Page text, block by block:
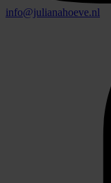
info@julianahoeve.nl